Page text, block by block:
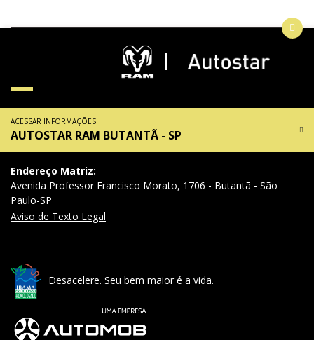
ACESSAR INFORMAÇÕES
AUTOSTAR RAM BUTANTÃ - SP
Endereço Matriz:
Avenida Professor Francisco Morato, 1706 - Butantã - São
Paulo-SP
Aviso de Texto Legal
Desacelere. Seu bem maior é a vida.